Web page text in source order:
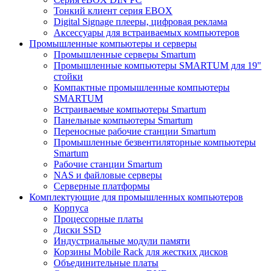
Тонкий клиент серия EBOX
Digital Signage плееры, цифровая реклама
Аксессуары для встраиваемых компьютеров
Промышленные компьютеры и серверы
Промышленные серверы Smartum
Промышленные компьютеры SMARTUM для 19"
стойки
Компактные промышленные компьютеры
SMARTUM
Встраиваемые компьютеры Smartum
Панельные компьютеры Smartum
Переносные рабочие станции Smartum
Промышленные безвентиляторные компьютеры
Smartum
Рабочие станции Smartum
NAS и файловые серверы
Серверные платформы
Комплектующие для промышленных компьютеров
Корпуса
Процессорные платы
Диски SSD
Индустриальные модули памяти
Корзины Mobile Rack для жестких дисков
Объединительные платы